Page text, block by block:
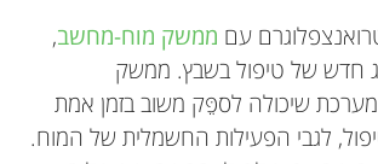
עם ממשק מוח-מחשב,
חדש של טיפול בשבץ. ממשק
שיכולה לספֵּק משוב בזמן אמת
לגבי הפעילות החשמלית של המוח.